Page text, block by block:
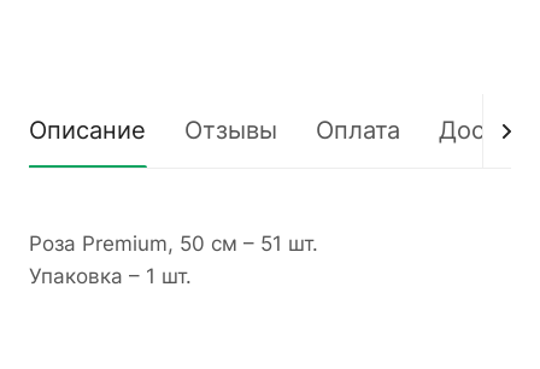
Описание Отзывы Оплата
Роза Premium, 50 см – 51 шт.
Упаковка – 1 шт.